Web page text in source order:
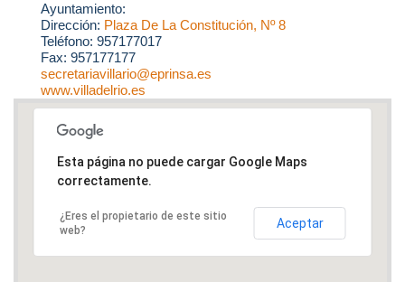
Ayuntamiento:
Dirección: Plaza De La Constitución, Nº 8
Teléfono: 957177017
Fax: 957177177
secretariavillario@eprinsa.es
www.villadelrio.es
Esta página no puede cargar Google Maps
correctamente.
¿Eres el propietario de este sitio
web?
Aceptar